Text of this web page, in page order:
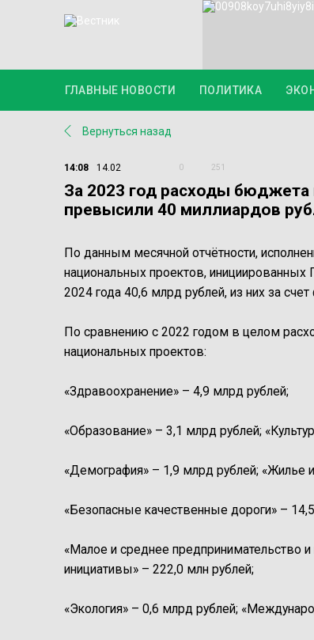
ГЛАВНЫЕ НОВОСТИ ПОЛИТИКА
Вернуться назад
14:08 14.02 0 251
За 2023 год расходы
превысили 40 миллиардов
По данным месячной отчётности,
национальных проектов,
2024 года 40,6 млрд рублей, из них за
По сравнению с 2022 годом в целом
национальных проектов:
«Здравоохранение» – 4,9 млрд рублей;
«Образование» – 3,1 млрд рублей;
«Демография» – 1,9 млрд рублей; «Жилье
«Безопасные качественные дороги» –
«Малое и среднее предпринимательство
инициативы» – 222,0 млн рублей;
«Экология» – 0,6 млрд рублей;